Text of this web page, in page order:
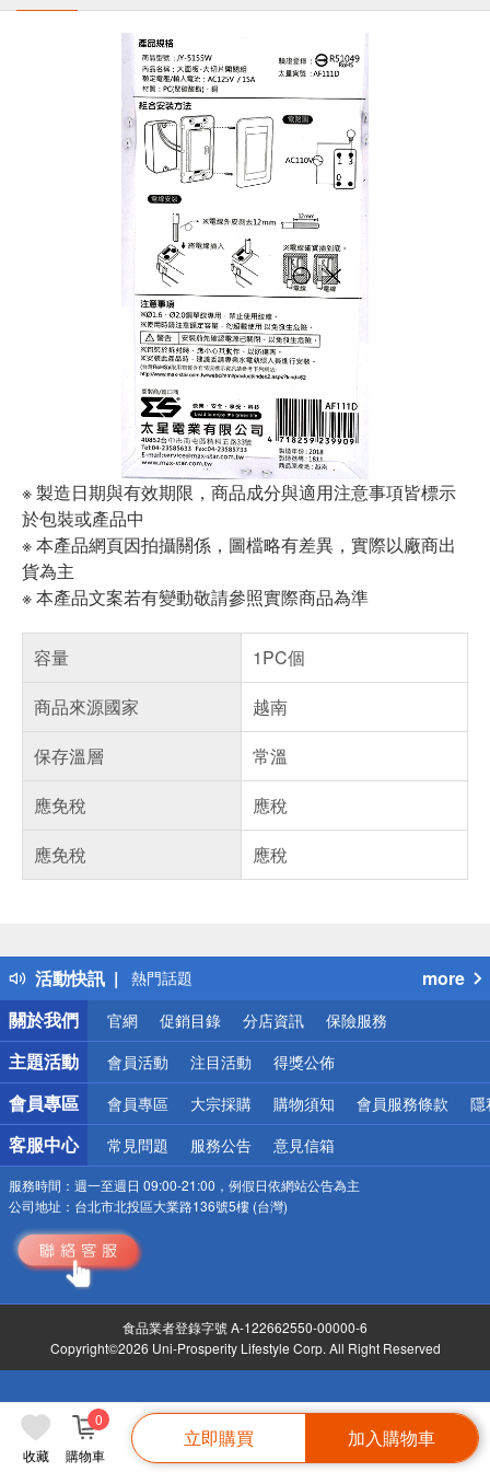
收藏 購物車
0
立即購買 加入購物車
※ 製造日期與有效期限，商品成分與適用注意事項皆標示
於包裝或產品中
※ 本產品網頁因拍攝關係，圖檔略有差異，實際以廠商出
貨為主
※ 本產品文案若有變動敬請參照實際商品為準
容量
1PC個
商品來源國家
越南
保存溫層
常溫
應免稅
應稅
應免稅
應稅
活動快訊
得獎公告
熱門話題
銀行優惠
偏遠地區配送
詐騙網頁！請小心！
more
關於我們
官網 促銷目錄 分店資訊 保險服務
主題活動 會員活動 注目活動 得獎公佈
會員專區 會員專區 大宗採購 購物須知 會員服務條款 隱
客服中心 常見問題 服務公告 意見信箱
服務時間： 週一至週日 09:00-21:00，例假日依網站公告為主
公司地址： 台北市北投區大業路136號5樓 (台灣)
食品業者登錄字號 A-122662550-00000-6
Copyright©2026 Uni-Prosperity Lifestyle Corp. All Right Reserved